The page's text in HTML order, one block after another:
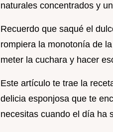
naturales concentrados y
Recuerdo que saqué el
rompiera la monotonía de
meter la cuchara y hacer
Este artículo te trae la
delicia esponjosa que te
necesitas cuando el día ha